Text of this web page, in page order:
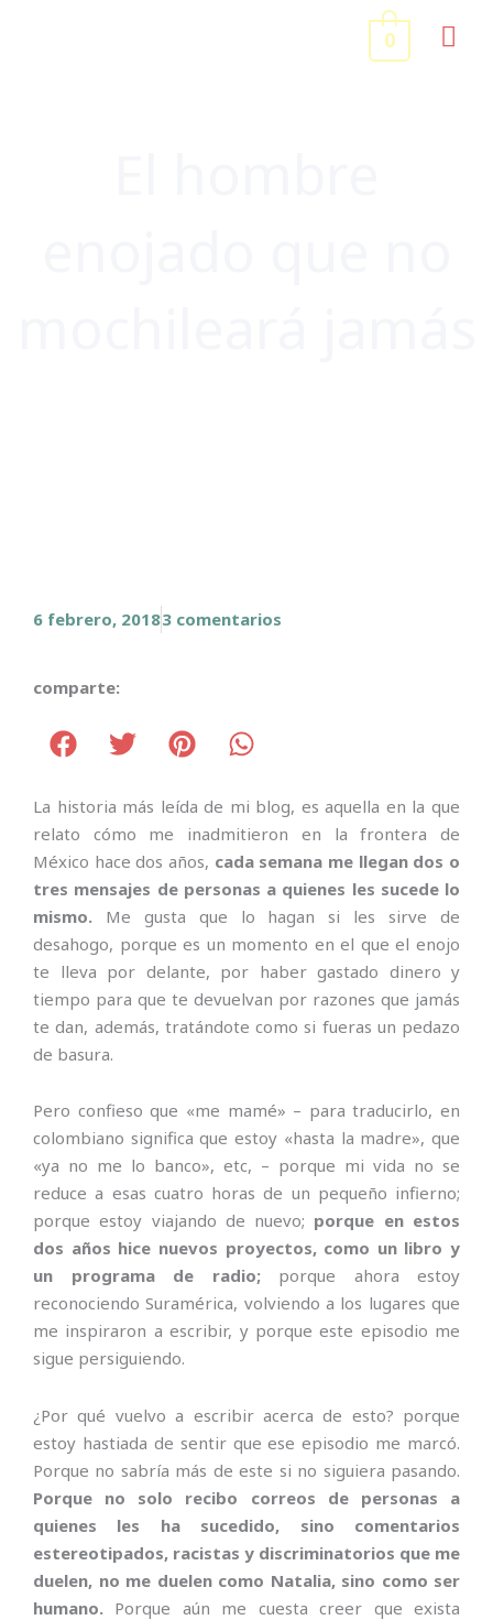
0
6 febrero, 20183 comentarios
comparte:
La historia más leída de mi blog, es aquella en la que
relato cómo me inadmitieron en la frontera de
México hace dos años, cada semana me llegan dos o
tres mensajes de personas a quienes les sucede lo
mismo. Me gusta que lo hagan
si les sirve de
desahogo, porque es un momento en el que el enojo
te lleva por delante, por haber gastado dinero y
tiempo para que te devuelvan por razones que jamás
te dan, además, tratándote como si fueras un pedazo
de basura.
Pero confieso que «me mamé» – para traducirlo, en
colombiano significa que estoy «hasta la madre», que
«ya no me lo banco», etc, – porque mi vida no se
reduce a esas cuatro horas de un pequeño infierno;
porque estoy viajando de nuevo; porque en estos
dos años hice nuevos proyectos, como un libro y
un programa de radio;porque ahora estoy
reconociendo Suramérica, volviendo a los lugares que
me inspiraron a escribir, y porque este episodio me
sigue persiguiendo.
¿Por qué vuelvo a escribir acerca de esto? porque
estoy hastiada de sentir que ese episodio me marcó.
Porque no sabría más de este si no siguiera pasando.
Porque no solo recibo correos de personas a
quienes les ha sucedido, sino comentarios
estereotipados, racistas y discriminatorios que me
duelen, no me duelen como Natalia, sino como ser
humano. Porque aún me cuesta creer que exista